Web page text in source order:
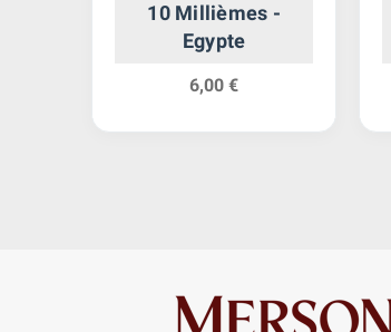
10 Millièmes -
Egypte
6,00 €